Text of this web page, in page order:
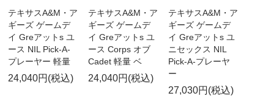
テキサスA&M・ア
ギーズ ゲームデ
イ Greアットs ユ
ース NIL Pick-A-
プレーヤー 軽量
24,040円(税込)
テキサスA&M・ア
ギーズ ゲームデ
イ Greアットs ユ
ース Corps オブ
Cadet 軽量 ベ
24,040円(税込)
テキサスA&M・ア
ギーズ ゲームデ
イ Greアットs ユ
ニセックス NIL
Pick-A-プレーヤ
ー
27,030円(税込)